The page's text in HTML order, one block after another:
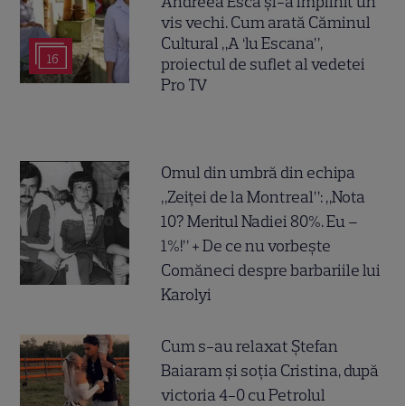
16
vis vechi. Cum arată Căminul
Cultural „A ‘lu Escana”,
proiectul de suflet al vedetei
Pro TV
Omul din umbră din echipa
„Zeiței de la Montreal”: „Nota
10? Meritul Nadiei 80%. Eu –
1%!” + De ce nu vorbește
Comăneci despre barbariile lui
Karolyi
Cum s-au relaxat Ștefan
Baiaram și soția Cristina, după
victoria 4-0 cu Petrolul